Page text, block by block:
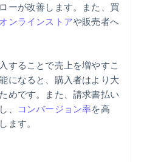
ーが改善します。また、買
オンラインストアや販売者へ
することで売上を増やすこ
になると、購入者はより大
めです。また、請求書払い
、
コンバージョン率を高
ます。